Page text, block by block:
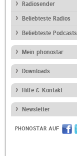
Radiosender
Beliebteste Radios
Beliebteste Podcasts
Mein phonostar
Downloads
Hilfe & Kontakt
Newsletter
PHONOSTAR AUF